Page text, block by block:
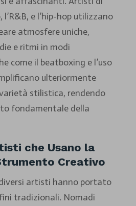
l’R&B, e l’hip-hop utilizzano
atmosfere uniche,
e ritmi in modi
come il beatboxing e l’uso
ulteriormente
stilistica, rendendo
fondamentale della
che Usano la
Creativo
artisti hanno portato
tradizionali. Nomadi